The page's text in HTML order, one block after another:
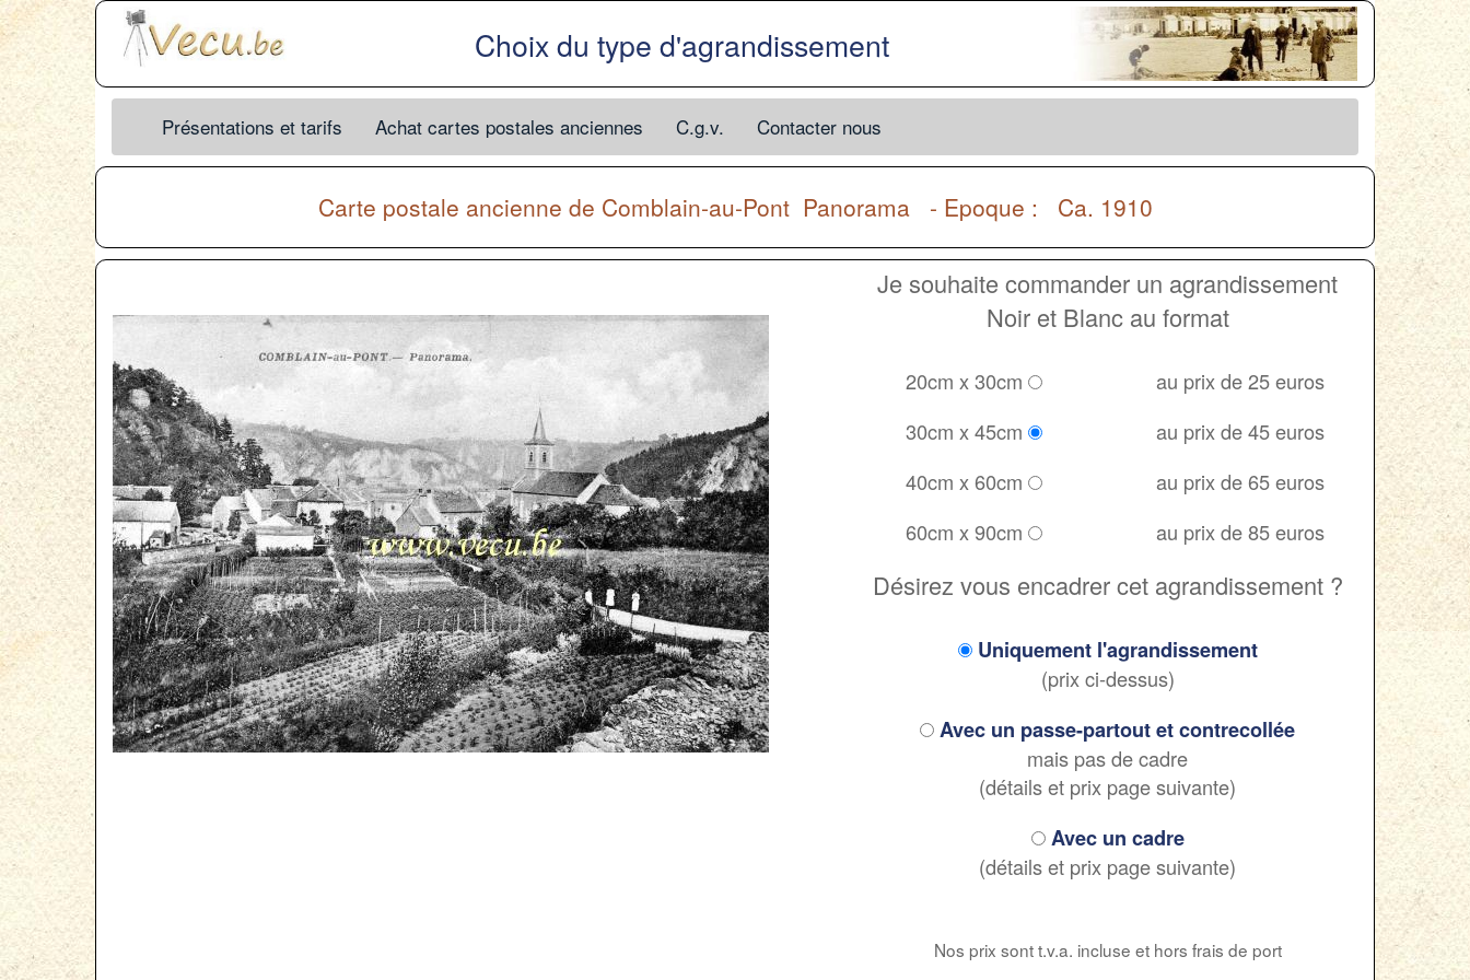
Choix du type d'agrandissement
Présentations et tarifs Achat cartes postales anciennes C.g.v. Contacter nous
Carte postale ancienne de Comblain-au-Pont Panorama - Epoque : Ca. 1910
Je souhaite commander un agrandissement
Noir et Blanc au format
20cm x 30cm
au prix de 25 euros
30cm x 45cm
au prix de 45 euros
40cm x 60cm
au prix de 65 euros
60cm x 90cm
au prix de 85 euros
Désirez vous encadrer cet agrandissement ?
Uniquement l'agrandissement
(prix ci-dessus)
Avec un passe-partout et contrecollée
mais pas de cadre
(détails et prix page suivante)
Avec un cadre
(détails et prix page suivante)
Nos prix sont t.v.a. incluse et hors frais de port